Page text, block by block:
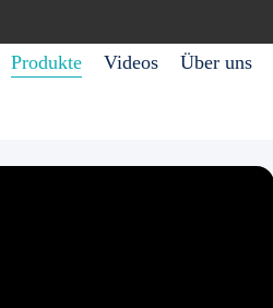
Produkte Videos Über uns